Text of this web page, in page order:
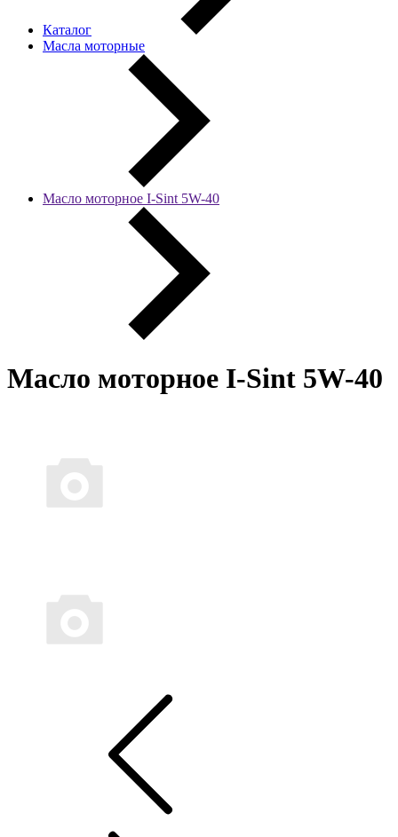
Каталог
Масла моторные
Масло моторное I-Sint 5W-40
Масло моторное I-Sint 5W-40